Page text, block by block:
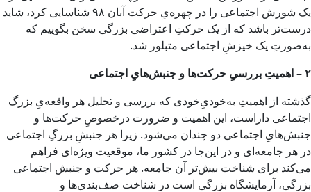
یک شورش اجتماعی را در چهره‌یِ حرکت آبان ۹۸ شناسایی کرد، شاید
درست‌تر باشد که از یک حرکتِ اعتراضی بزرگی سخن بگوییم که
به‌صورتِ یک خیزشِ اجتماعی متبلور شد.
۲ – اهمیتِ بررسیِ حرکت‌ها و جنبش‌هایِ اجتماعی
گذشته از اهمیتِ به‌خودیِ‌خودی که بررسی و تحلیل هر واقعه‌یِ بزرگ
اجتماعی داراست، این اهمیت و ضرورت درخصوصِ حرکت‌ها و
جنبش‌هایِ اجتماعی دو چندان می‌شود. زیرا هر جنبشِ بزرگِ اجتماعی
در هر جامعه‌ای و در این‌جا در کشور ما، موقعیت ویژه‌ای فراهم
می‌کند برای شناخت بیش‌تر آن جامعه. هر حرکت و جنبش اجتماعی
بزرگی، آزمایشگاه بزرگی است در شناخت صف‌بندی‌ها و